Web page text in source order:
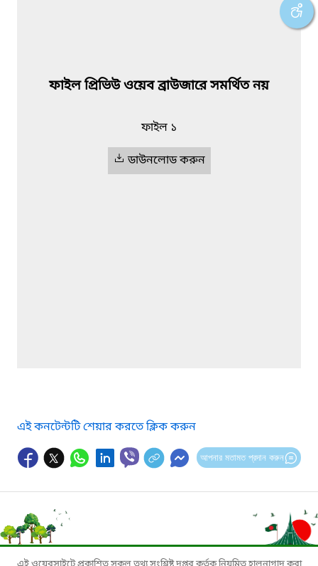
ফাইল প্রিভিউ ওয়েব ব্রাউজারে সমর্থিত নয়
ফাইল ১
ডাউনলোড করুন
এই কনটেন্টটি শেয়ার করতে ক্লিক করুন
আপনার মতামত প্রদান করুন